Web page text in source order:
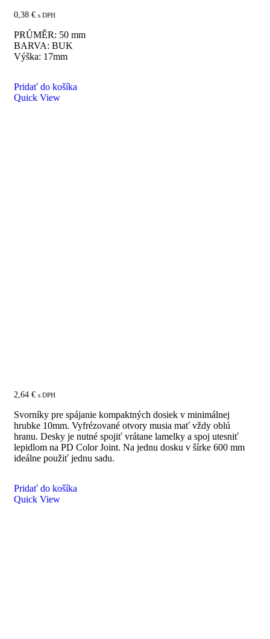
0,38 € s DPH
PRŮMĚR: 50 mm
BARVA: BUK
Výška: 17mm
Pridať do košíka
Quick View
2,64 € s DPH
Svorníky pre spájanie kompaktných dosiek v minimálnej
hrubke 10mm. Vyfrézované otvory musia mať vždy oblú
hranu. Desky je nutné spojiť vrátane lamelky a spoj utesniť
lepidlom na PD Color Joint. Na jednu dosku v šírke 600 mm
ideálne použiť jednu sadu.
Pridať do košíka
Quick View